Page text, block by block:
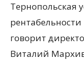
Тернопольская
говорит
Виталий